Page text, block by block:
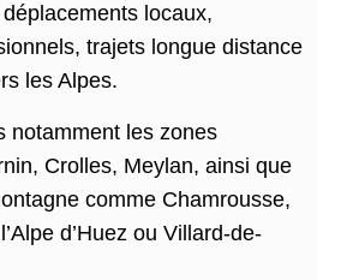
locaux,
trajets longue distance
les Alpes.
notamment les zones
Crolles, Meylan, ainsi que
comme Chamrousse,
d’Huez ou Villard-de-